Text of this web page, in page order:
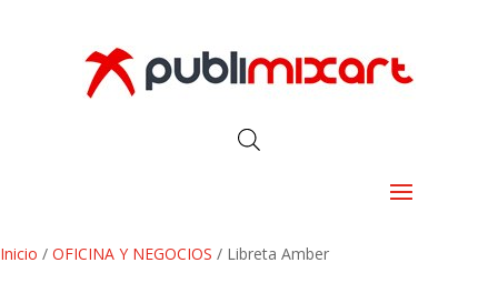
Inicio / OFICINA Y NEGOCIOS / Libreta Amber